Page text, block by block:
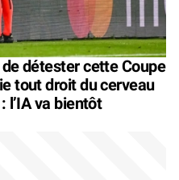
détester cette Coupe
tout droit du cerveau
l’IA va bientôt